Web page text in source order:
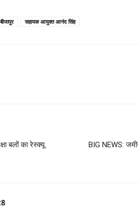
बीजापुर सहायक आयुक्त आनंद सिंह
बलों का रेस्क्यू
BIG NEWS: